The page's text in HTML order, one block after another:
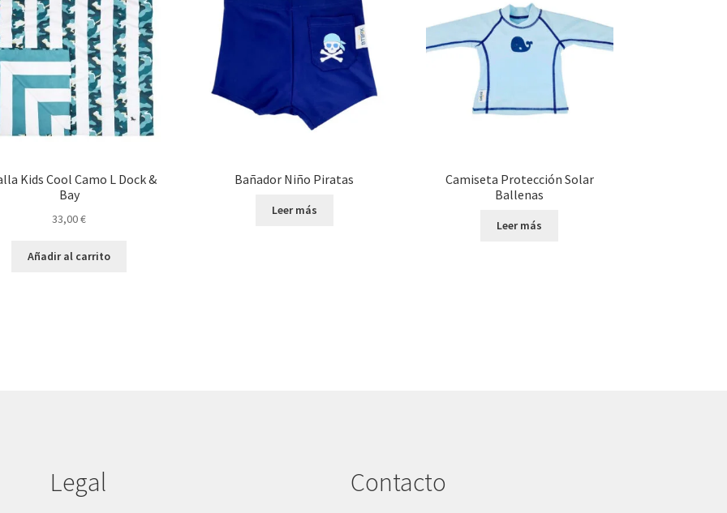
Kids Cool Camo L Dock &
Bay
33,00€
Añadir al carrito
Bañador Niño Piratas
Leer más
Camiseta Protección Solar
Ballenas
Leer más
Legal Contacto